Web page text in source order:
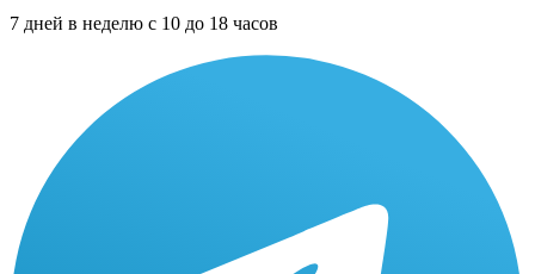
7 дней в неделю с 10 до 18 часов